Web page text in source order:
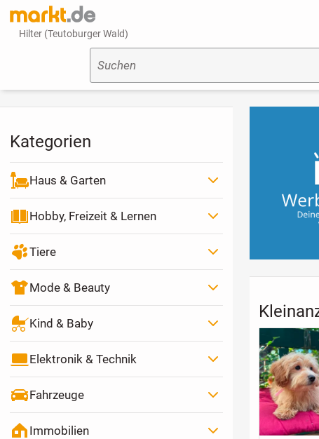
Hilter (Teutoburger Wald)
Suchen
Kategorien
Haus & Garten
Hobby, Freizeit & Lernen
Tiere
Mode & Beauty
Kind & Baby
Elektronik & Technik
Fahrzeuge
Immobilien